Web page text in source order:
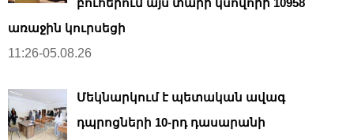
բուհերում այս տարի կսովորի 10958
առաջին կուրսեցի
11:26-05.08.26
Մեկնարկում է պետական ավագ
դպրոցների 10-րդ դասարանի